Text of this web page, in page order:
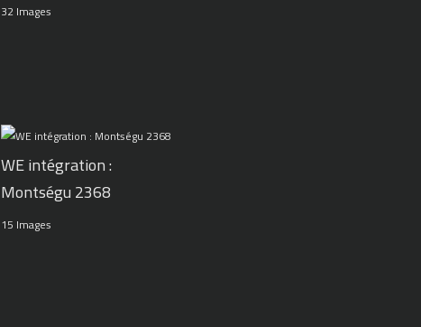
32 Images
WE intégration :
Montségu 2368
15 Images